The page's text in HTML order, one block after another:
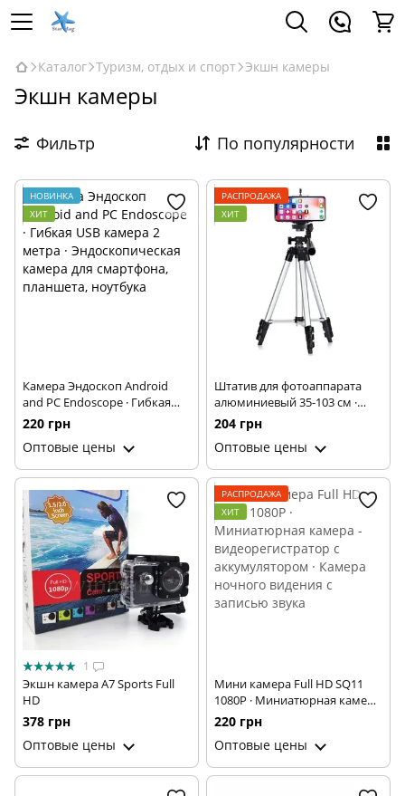
Каталог Туризм, отдых и спорт Экшн камеры
Экшн камеры
Фильтр По популярности
НОВИНКА
ХИТ
Камера Эндоскоп Android
and PC Endoscope · Гибкая
USB камера 2 метра ·
Эндоскопическая камера для
смартфона, планшета,
ноутбука
220 грн
Оптовые цены
РАСПРОДАЖА
ХИТ
Штатив для фотоаппарата
алюминиевый 35-103 см ·
Трипод – стойка держатель
видеотехники и смартфона
телескопический TRIPOD
3120
204 грн
Оптовые цены
1
Экшн камера А7 Sports Full
HD
378 грн
Оптовые цены
РАСПРОДАЖА
ХИТ
Мини камера Full HD SQ11
1080P · Миниатюрная камера
- видеорегистратор с
аккумулятором · Камера
ночного видения с записью
звука
220 грн
Оптовые цены